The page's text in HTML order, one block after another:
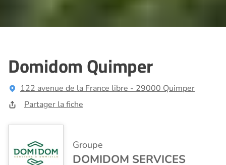
Domidom Quimper
122 avenue de la France libre - 29000 Quimper
Partager la fiche
Groupe
DOMIDOM SERVICES